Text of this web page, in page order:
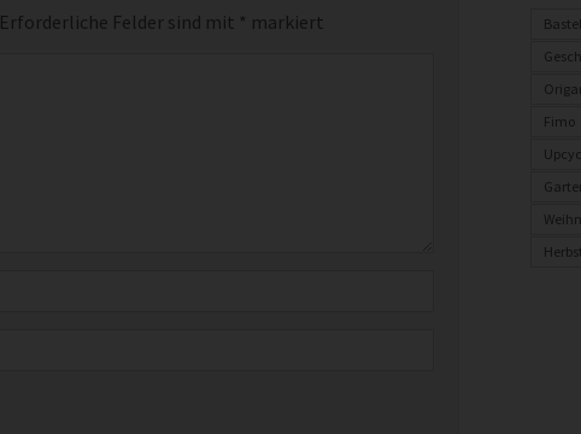
Erforderliche Felder sind mit * markiert
Fimo
Herbst